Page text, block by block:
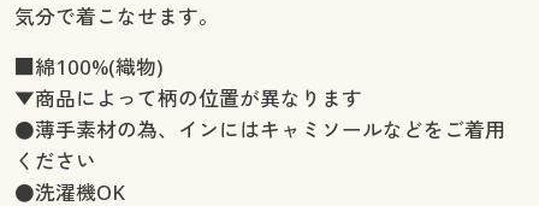
気分で着こなせます。
■綿100%(織物)
▼商品によって柄の位置が異なります
●薄手素材の為、インにはキャミソールなどをご着用
ください
●洗濯機OK